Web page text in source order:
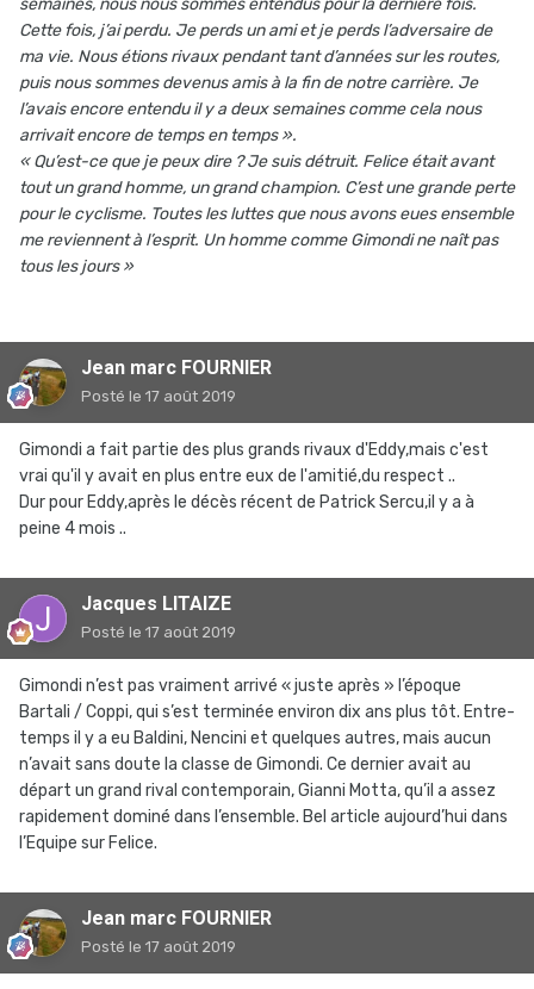
semaines, nous nous sommes entendus pour la dernière fois.
Cette fois, j’ai perdu. Je perds un ami et je perds l’adversaire de
ma vie. Nous étions rivaux pendant tant d’années sur les routes,
puis nous sommes devenus amis à la fin de notre carrière. Je
l’avais encore entendu il y a deux semaines comme cela nous
arrivait encore de temps en temps ».
« Qu’est-ce que je peux dire ? Je suis détruit. Felice était avant
tout un grand homme, un grand champion. C’est une grande perte
pour le cyclisme. Toutes les luttes que nous avons eues ensemble
me reviennent à l’esprit. Un homme comme Gimondi ne naît pas
tous les jours »
Jean marc FOURNIER
Posté le 17 août 2019
Gimondi a fait partie des plus grands rivaux d'Eddy,mais c'est
vrai qu'il y avait en plus entre eux de l'amitié,du respect ..
Dur pour Eddy,après le décès récent de Patrick Sercu,il y a à
peine 4 mois ..
Jacques LITAIZE
Posté le 17 août 2019
Gimondi n’est pas vraiment arrivé « juste après » l’époque
Bartali / Coppi, qui s’est terminée environ dix ans plus tôt. Entre-
temps il y a eu Baldini, Nencini et quelques autres, mais aucun
n’avait sans doute la classe de Gimondi. Ce dernier avait au
départ un grand rival contemporain, Gianni Motta, qu’il a assez
rapidement dominé dans l’ensemble. Bel article aujourd’hui dans
l’Equipe sur Felice.
Jean marc FOURNIER
Posté le 17 août 2019